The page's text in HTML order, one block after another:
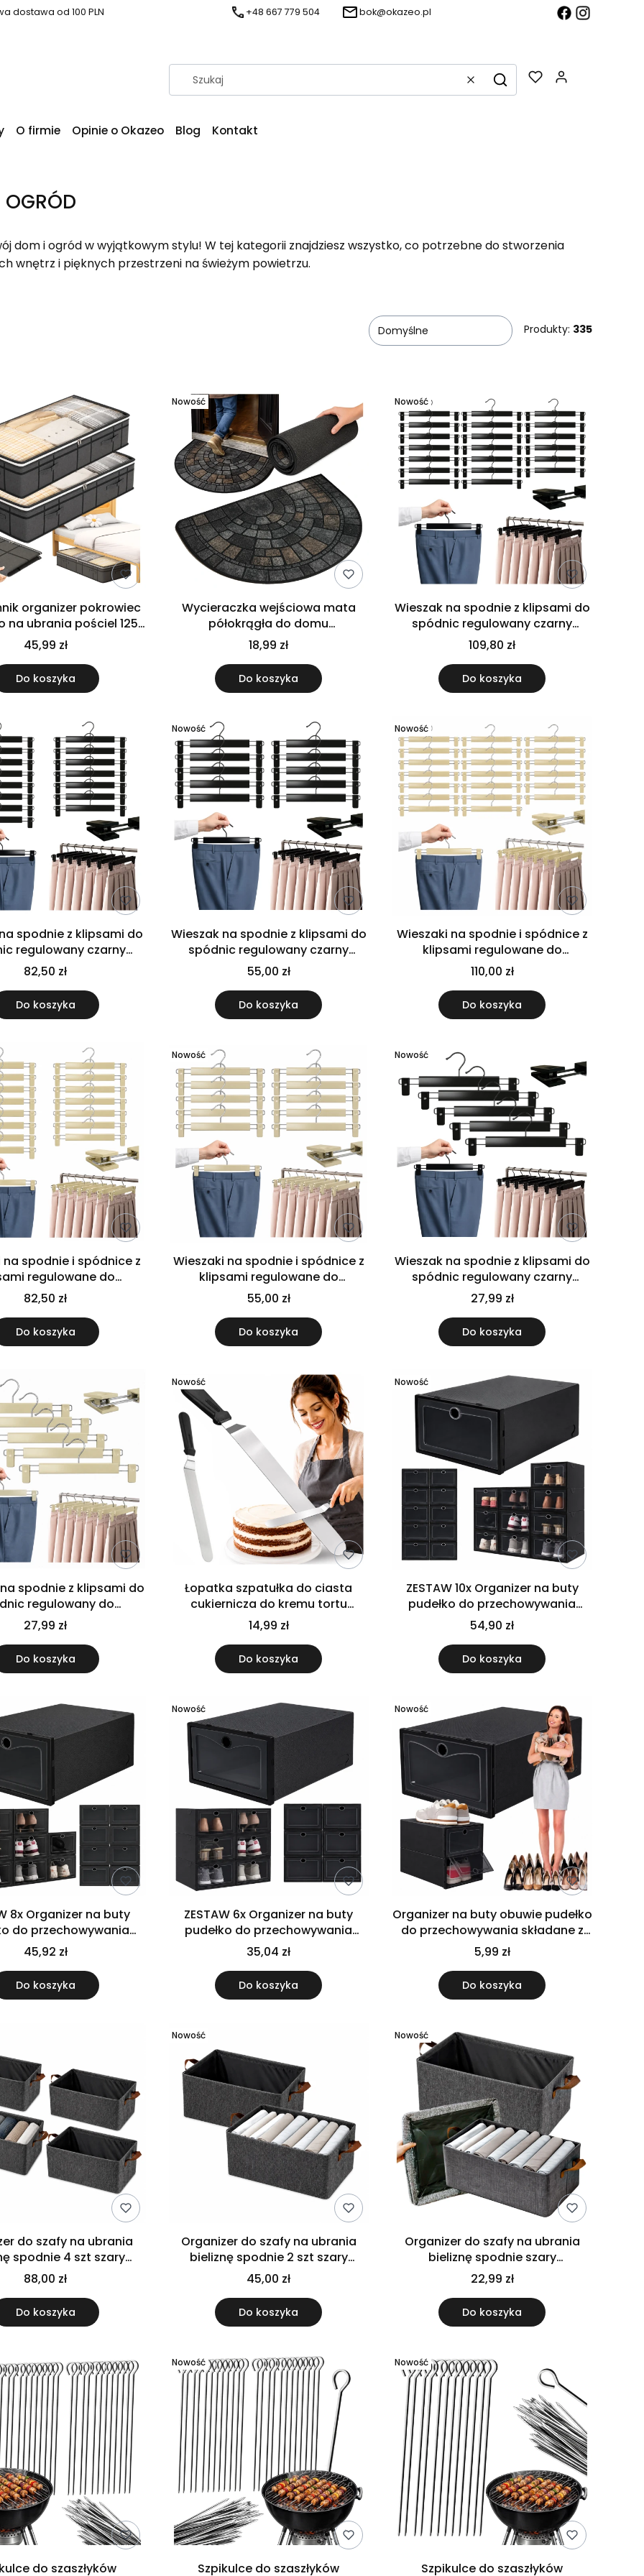
dostawa od 100 PLN +48 667 779 504 bok@okazeo.pl
WyczyśćSzukaj
O firmie Opinie o Okazeo Blog Kontakt
dom i ogród w wyjątkowym stylu! W tej kategorii znajdziesz wszystko, co potrzebne do stworzenia
wnętrz i pięknych przestrzeni na świeżym powietrzu.
Domyślne Produkty: 335
organizer pokrowiec
na ubrania pościel 125L
80x40
45,99 zł
Do koszyka
Nowość
Wycieraczka wejściowa mata
półokrągła do domu
antypoślizgowa 60 x 40 cm
18,99 zł
Do koszyka
Nowość
Wieszak na spodnie z klipsami do
spódnic regulowany czarny
zestaw 20 szt
109,80 zł
Do koszyka
spodnie z klipsami do
regulowany czarny
zestaw 15 szt
82,50 zł
Do koszyka
Nowość
Wieszak na spodnie z klipsami do
spódnic regulowany czarny
zestaw 10 szt
55,00 zł
Do koszyka
Nowość
Wieszaki na spodnie i spódnice z
klipsami regulowane do
garderoby 20 sztuk
110,00 zł
Do koszyka
na spodnie i spódnice z
regulowane do
15 sztuk
82,50 zł
Do koszyka
Nowość
Wieszaki na spodnie i spódnice z
klipsami regulowane do
garderoby 10 sztuk
55,00 zł
Do koszyka
Nowość
Wieszak na spodnie z klipsami do
spódnic regulowany czarny
zestaw 5 szt
27,99 zł
Do koszyka
spodnie z klipsami do
regulowany do
garderoby 5 sztuk
27,99 zł
Do koszyka
Nowość
Łopatka szpatułka do ciasta
cukiernicza do kremu tortu
metalowa długa 42 cm
14,99 zł
Do koszyka
Nowość
ZESTAW 10x Organizer na buty
pudełko do przechowywania
składane czarne
54,90 zł
Do koszyka
8x Organizer na buty
do przechowywania
składane czarne
45,92 zł
Do koszyka
Nowość
ZESTAW 6x Organizer na buty
pudełko do przechowywania
składane
35,04 zł
Do koszyka
Nowość
Organizer na buty obuwie pudełko
do przechowywania składane z
otwieranym frontem
5,99 zł
Do koszyka
do szafy na ubrania
spodnie 4 szt szary
usztywniany
88,00 zł
Do koszyka
Nowość
Organizer do szafy na ubrania
bieliznę spodnie 2 szt szary
usztywniany
45,00 zł
Do koszyka
Nowość
Organizer do szafy na ubrania
bieliznę spodnie szary
usztywniany
22,99 zł
Do koszyka
do szaszłyków
Nowość
Szpikulce do szaszłyków
Nowość
Szpikulce do szaszłyków